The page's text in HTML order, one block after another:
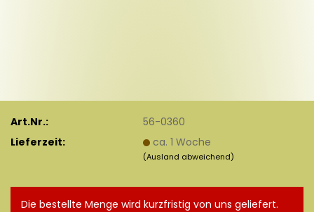
Art.Nr.:
56-0360
Lieferzeit:
ca. 1 Woche
(Ausland abweichend)
Die bestellte Menge wird kurzfristig von uns geliefert.